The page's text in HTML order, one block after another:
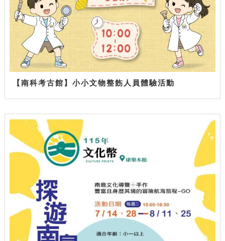
【南科考古館】小小文物整飭人員體驗活動